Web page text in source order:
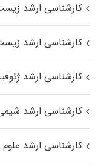
کارشناسی ارشد
کارشناسی ارشد
کارشناسی ارشد
کارشناسی ارشد
کارشناسی ارشد